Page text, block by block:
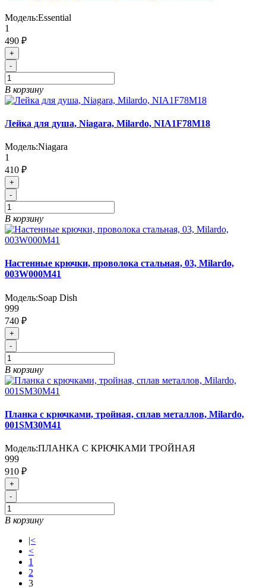
Модель:Essential
1
490 ₽
+
-
В корзину
Лейка для душа, Niagara, Milardo, NIA1F78M18
Модель:Niagara
1
410 ₽
+
-
В корзину
Настенные крючки, проволока стальная, 03, Milardo,
003W000M41
Модель:Soap Dish
999
740 ₽
+
-
В корзину
Планка с крючками, тройная, сплав металлов, Milardo,
001SM30M41
Модель:ПЛАНКА С КРЮЧКАМИ ТРОЙНАЯ
999
910 ₽
+
-
В корзину
|<
<
1
2
3